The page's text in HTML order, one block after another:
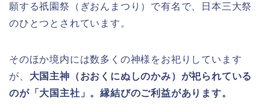
願する祇園祭（ぎおんまつり）で有名で、日本三大祭
のひとつとされています。
そのほか境内には数多くの神様をお祀りしています
が、 大国主神（おおくにぬしのかみ）が祀られている
のが「大国主社」。縁結びのご利益があります。